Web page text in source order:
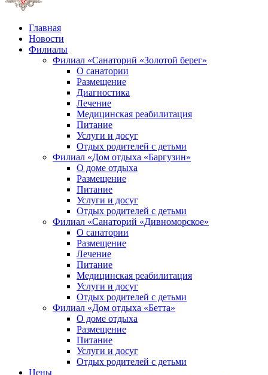
Главная
Новости
Филиалы
Филиал «Санаторий «Золотой берег»
О санатории
Размещение
Диагностика
Лечение
Медицинская реабилитация
Питание
Услуги и досуг
Отдых родителей с детьми
Филиал «Дом отдыха «Баргузин»
О доме отдыха
Размещение
Питание
Услуги и досуг
Отдых родителей с детьми
Филиал «Санаторий «Дивноморское»
О санатории
Размещение
Лечение
Питание
Медицинская реабилитация
Услуги и досуг
Отдых родителей с детьми
Филиал «Дом отдыха «Бетта»
О доме отдыха
Размещение
Питание
Услуги и досуг
Отдых родителей с детьми
Цены